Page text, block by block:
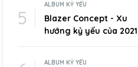
ALBUM KỶ YẾU
Blazer Concept - Xu
hướng kỷ yếu của 2021
ALBUM KỶ YẾU